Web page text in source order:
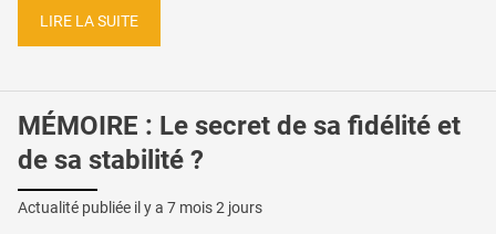
LIRE LA SUITE
MÉMOIRE : Le secret de sa fidélité et
de sa stabilité ?
Actualité publiée il y a 7 mois 2 jours